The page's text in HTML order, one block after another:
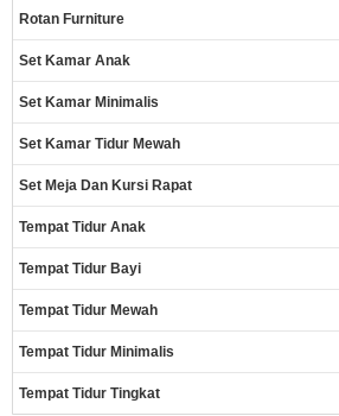
Rotan Furniture
Set Kamar Anak
Set Kamar Minimalis
Set Kamar Tidur Mewah
Set Meja Dan Kursi Rapat
Tempat Tidur Anak
Tempat Tidur Bayi
Tempat Tidur Mewah
Tempat Tidur Minimalis
Tempat Tidur Tingkat